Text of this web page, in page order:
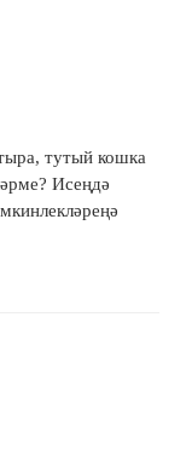
тутый кошка
Исеңдә